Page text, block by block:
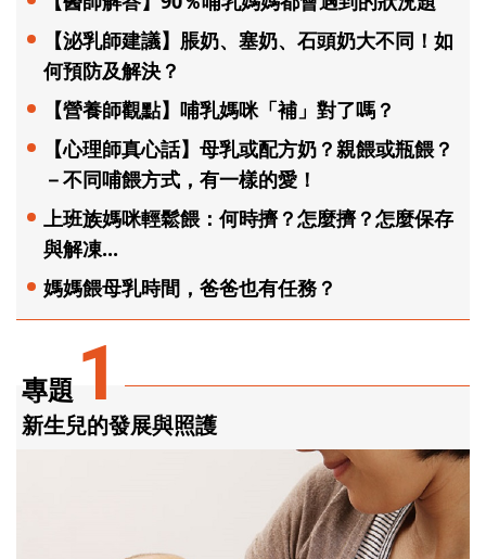
專題 1
新生兒的發展與照護
【泌乳師建議】脹奶、塞奶、石頭奶大不同！如
何預防及解決？
【營養師觀點】哺乳媽咪「補」對了嗎？
【心理師真心話】母乳或配方奶？親餵或瓶餵？
－不同哺餵方式，有一樣的愛！
上班族媽咪輕鬆餵：何時擠？怎麼擠？怎麼保存
與解凍...
媽媽餵母乳時間，爸爸也有任務？